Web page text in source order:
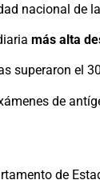
nacional de
más alta
superaron el
de
de